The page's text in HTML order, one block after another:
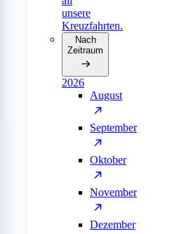
unsere
Kreuzfahrten.
Nach
Zeitraum
2026
August
September
Oktober
November
Dezember